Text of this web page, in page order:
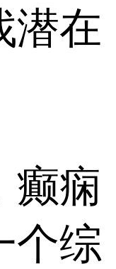
潜在
癫痫
个综